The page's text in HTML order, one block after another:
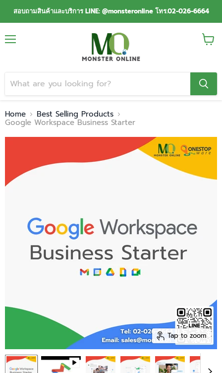
สอบถามสินค้าและบริการ LINE: @monsteronline โทร.02-026-6664
View
Home Best Selling Products
Google Workspace Business Starter
Tap to zoom